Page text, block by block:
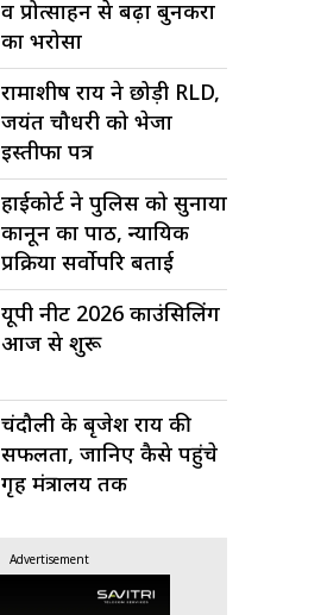
व प्रोत्साहन से बढ़ा बुनकरों
का भरोसा
रामाशीष राय ने छोड़ी RLD,
जयंत चौधरी को भेजा
इस्तीफा पत्र
हाईकोर्ट ने पुलिस को सुनाया
कानून का पाठ, न्यायिक
प्रक्रिया सर्वोपरि बताई
यूपी नीट 2026 काउंसिलिंग
आज से शुरू
चंदौली के बृजेश राय की
सफलता, जानिए कैसे पहुंचे
गृह मंत्रालय तक
Advertisement